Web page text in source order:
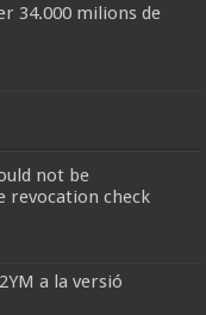
34.000 milions de
not be
revocation check
a la versió